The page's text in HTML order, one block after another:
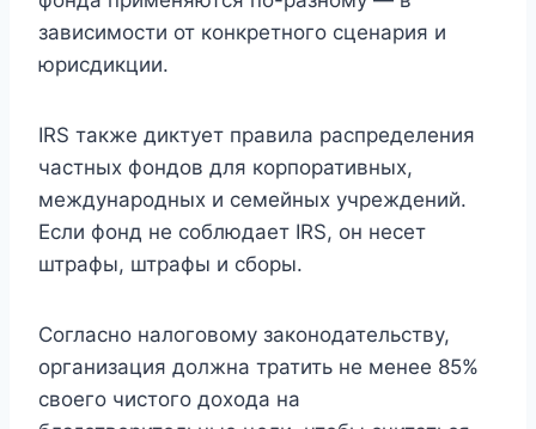
зависимости от конкретного сценария и
юрисдикции.
IRS также диктует правила распределения
частных фондов для корпоративных,
международных и семейных учреждений.
Если фонд не соблюдает IRS, он несет
штрафы, штрафы и сборы.
Согласно налоговому законодательству,
организация должна тратить не менее 85%
своего чистого дохода на